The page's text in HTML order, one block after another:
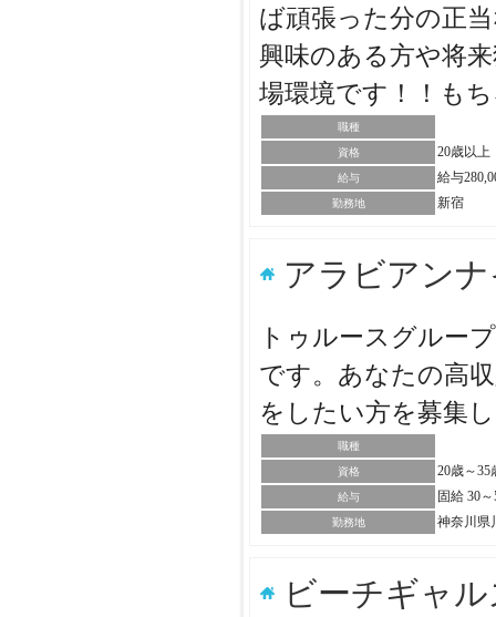
ば頑張った分の正
興味のある方や将
場環境です！！も
職種
資格 20歳以上
給与 給与
勤務地 新宿
アラビアン
トゥルースグルー
です。あなたの高
をしたい方を募集
職種
資格 20歳～35
給与 固給 30
勤務地 神奈川県
ビーチギャ